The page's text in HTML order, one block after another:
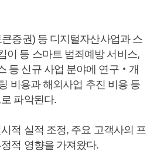
증권) 등 디지털자산사업과 스
이 등 스마트 범죄예방 서비스,
등 신규 사업 분야에 연구‧개
비용과 해외사업 추진 비용 등
파악된다.
적 실적 조정, 주요 고객사의 프
적 영향을 가져왔다.